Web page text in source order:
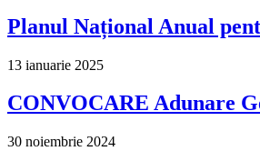
Planul Național Anual
13 ianuarie 2025
CONVOCARE Adunare
30 noiembrie 2024